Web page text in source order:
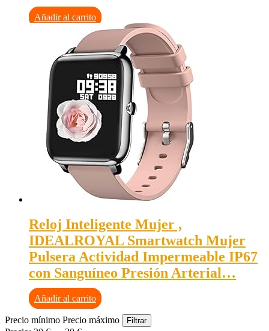
Añadir al carrito
Reloj Inteligente Mujer ,
IDEALROYAL Smartwatch Mujer
Pulsera Actividad Impermeable IP67
con Sanguíneo Presión Arterial…
Añadir al carrito
Precio mínimo Precio máximo Filtrar